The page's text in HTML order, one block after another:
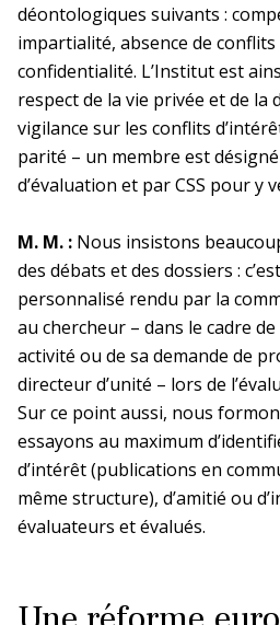
En brefLa DR
La
En brefLa DR
En pratique
La
déontologiques suivants :
impartialité, absence de
confidentialité. L’Institut est
respect de la vie privée et de la
vigilance sur les conflits
parité – un membre est
d’évaluation et par CSS pour y
M. M. : Nous insistons
des débats et des dossiers :
personnalisé rendu par la
au chercheur – dans le cadre
activité ou de sa demande de
directeur d’unité – lors de
Sur ce point aussi, nous
essayons au maximum
d’intérêt (publications en
même structure), d’amitié ou
évaluateurs et évalués.